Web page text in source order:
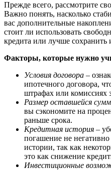
Прежде всего, рассмотрите
Важно понять, насколько
вас дополнительные
стоит ли использовать
кредита или лучше
Факторы, которые нужно
Условия договора –
ипотечного договора,
штрафах или комиссиях
Размер оставшейся
вы сэкономите на
раньше срока.
Кредитная история –
погашение не
истории, так как
это как снижение
Инвестиционные